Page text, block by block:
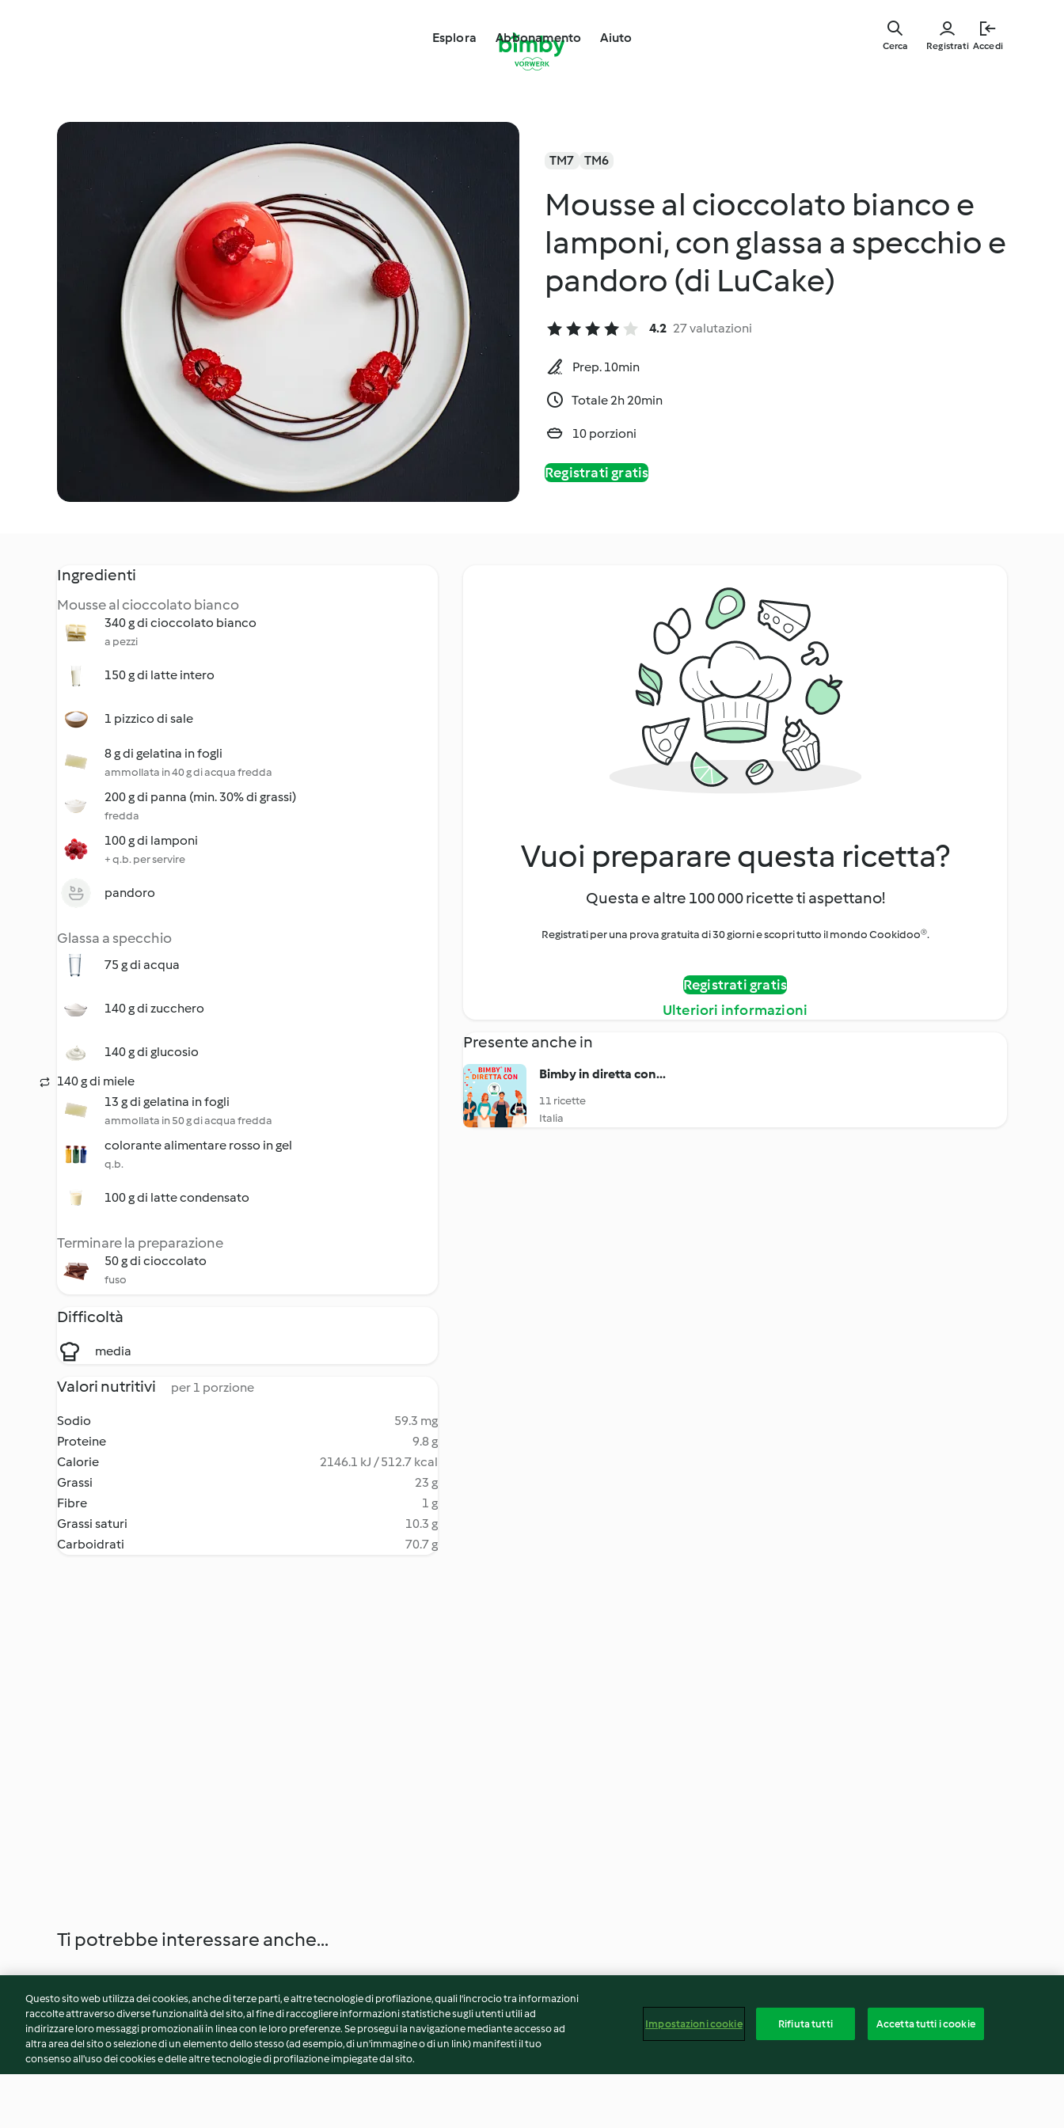
Esplora Abbonamento Aiuto
Registrati Accedi
Cerca
TM7 TM6
Mousse al cioccolato bianco e
lamponi, con glassa a specchio e
pandoro (di LuCake)
4.2 27 valutazioni
Prep. 10min
Totale 2h 20min
10 porzioni
Registrati gratis
Ingredienti
Mousse al cioccolato bianco
340 g di cioccolato bianco
a pezzi
150 g di latte intero
1 pizzico di sale
8 g di gelatina in fogli
ammollata in 40 g di acqua fredda
200 g di panna (min. 30% di grassi)
fredda
100 g di lamponi
+ q.b. per servire
pandoro
Glassa a specchio
75 g di acqua
140 g di zucchero
140 g di glucosio
140 g di miele
13 g di gelatina in fogli
ammollata in 50 g di acqua fredda
colorante alimentare rosso in gel
q.b.
100 g di latte condensato
Terminare la preparazione
50 g di cioccolato
fuso
Difficoltà
media
Valori nutritivi per 1 porzione
Sodio
59.3 mg
Proteine
9.8 g
Calorie
2146.1 kJ / 512.7 kcal
Grassi
23 g
Fibre
1 g
Grassi saturi
10.3 g
Carboidrati
70.7 g
Vuoi preparare questa ricetta?
Questa e altre 100 000 ricette ti aspettano!
Registrati per una prova gratuita di 30 giorni e scopri tutto il mondo Cookidoo®.
Registrati gratis
Ulteriori informazioni
Presente anche in
Bimby in diretta con...
11 ricette
Italia
Ti potrebbe interessare anche...
Questo sito web utilizza dei cookies, anche di terze parti, e altre tecnologie di profilazione, quali l’incrocio tra informazioni
raccolte attraverso diverse funzionalità del sito, al fine di raccogliere informazioni statistiche sugli utenti utili ad
indirizzare loro messaggi promozionali in linea con le loro preferenze. Se prosegui la navigazione mediante accesso ad
altra area del sito o selezione di un elemento dello stesso (ad esempio, di un'immagine o di un link) manifesti il tuo
consenso all'uso dei cookies e delle altre tecnologie di profilazione impiegate dal sito.
Impostazioni cookie Rifiuta tutti Accetta tutti i cookie